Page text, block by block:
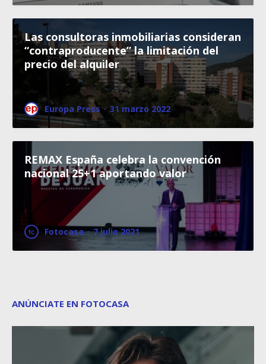
Las consultoras inmobiliarias consideran
“contraproducente” la limitación del
precio del alquiler
Europa Press · 31 marzo 2022
REMAX España celebra la convención
nacional 25+1 aportando valor
Fotocasa · 7 julio 2021
ANÚNCIATE EN FOTOCASA